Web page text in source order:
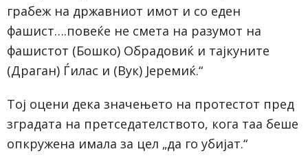
грабеж на државниот имот и со еден
фашист….повеќе не смета на разумот на
фашистот (Бошко) Обрадовиќ и тајкуните
(Драган) Ѓилас и (Вук) Јеремиќ.“
Тој оцени дека значењето на протестот пред
зградата на претседателството, кога таа беше
опкружена имала за цел „да го убијат.“